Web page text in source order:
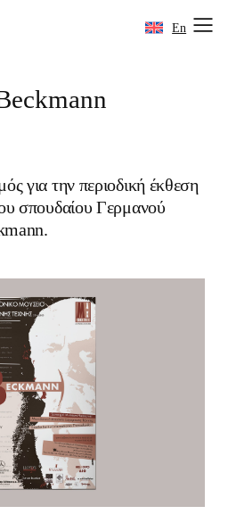
En
για την περιοδική έκθεση
σπουδαίου Γερμανού